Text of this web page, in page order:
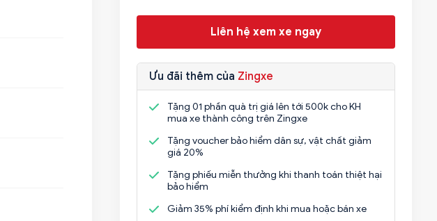
Liên hệ xem xe ngay
Ưu đãi thêm của Zingxe
Tặng 01 phần quà trị giá lên tới 500k cho KH
mua xe thành công trên Zingxe
Tặng voucher bảo hiểm dân sự, vật chất giảm
giá 20%
Tặng phiếu miễn thưởng khi thanh toán thiệt hại
bảo hiểm
Giảm 35% phí kiểm định khi mua hoặc bán xe